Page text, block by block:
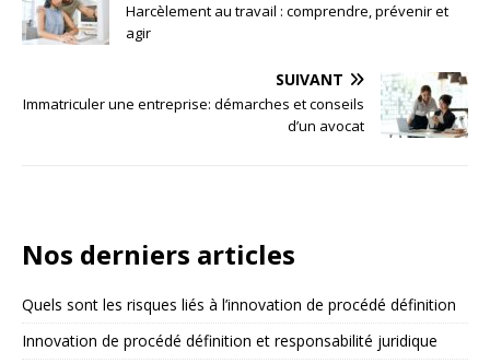
Harcèlement au travail : comprendre, prévenir et
agir
SUIVANT
Immatriculer une entreprise: démarches et conseils
d’un avocat
Nos derniers articles
Quels sont les risques liés à l’innovation de procédé définition
Innovation de procédé définition et responsabilité juridique